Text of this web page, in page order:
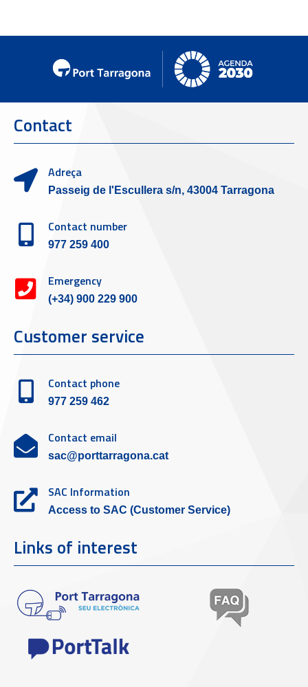
Contact
Adreça
Passeig de l'Escullera s/n, 43004 Tarragona
Contact number
977 259 400
Emergency
(+34) 900 229 900
Customer service
Contact phone
977 259 462
Contact email
sac@porttarragona.cat
SAC Information
Access to SAC (Customer Service)
Links of interest